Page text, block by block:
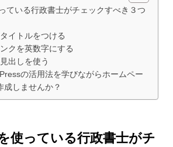
ている行政書士がチェックすべき３つ
イトルをつける
クを英数字にする
出しを使う
の活用法を学びながらホームペー
成しませんか？
使っている行政書士がチ